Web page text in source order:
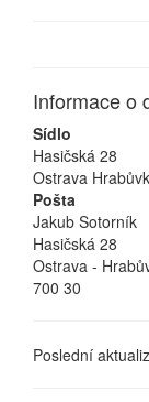
Informace o
Sídlo
Hasičská 28
Ostrava
Pošta
Jakub Sotorník
Hasičská 28
Ostrava -
700 30
Poslední